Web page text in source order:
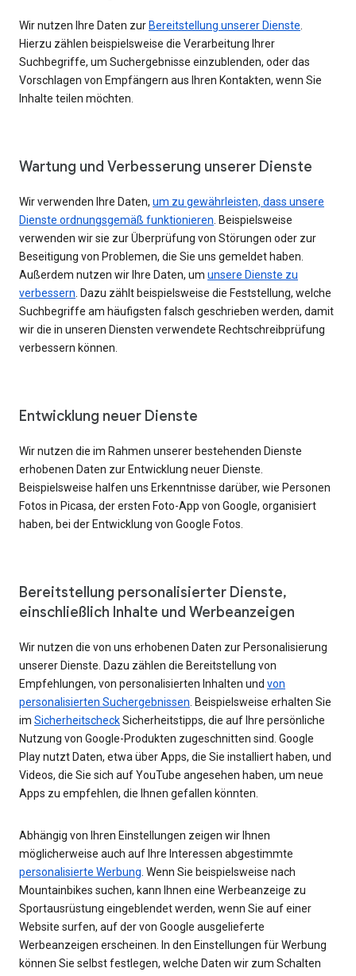
Wir nutzen Ihre Daten zur Bereitstellung unserer Dienste
Hierzu zählen beispielsweise die Verarbeitung Ihrer
Suchbegriffe, um Suchergebnisse einzublenden, oder das
Vorschlagen von Empfängern aus Ihren Kontakten, wenn Sie
Inhalte teilen möchten.
Wartung und Verbesserung unserer Dienste
Wir verwenden Ihre Daten, um zu gewährleisten, dass unsere
Dienste ordnungsgemäß funktionieren . Beispielsweise
verwenden wir sie zur Überprüfung von Störungen oder zur
Beseitigung von Problemen, die Sie uns gemeldet haben.
Außerdem nutzen wir Ihre Daten, um unsere Dienste zu
verbessern . Dazu zählt beispielsweise die Feststellung, welche
Suchbegriffe am häufigsten falsch geschrieben werden, damit
wir die in unseren Diensten verwendete Rechtschreibprüfung
verbessern können.
Entwicklung neuer Dienste
Wir nutzen die im Rahmen unserer bestehenden Dienste
erhobenen Daten zur Entwicklung neuer Dienste.
Beispielsweise halfen uns Erkenntnisse darüber, wie Personen
Fotos in Picasa, der ersten Foto-App von Google, organisiert
haben, bei der Entwicklung von Google Fotos.
Bereitstellung personalisierter Dienste,
einschließlich Inhalte und Werbeanzeigen
Wir nutzen die von uns erhobenen Daten zur Personalisierung
unserer Dienste. Dazu zählen die Bereitstellung von
Empfehlungen, von personalisierten Inhalten und von
personalisierten Suchergebnissen . Beispielsweise erhalten Sie
im SicherheitscheckSicherheitstipps, die auf Ihre persönliche
Nutzung von Google-Produkten zugeschnitten sind. Google
Play nutzt Daten, etwa über Apps, die Sie installiert haben, und
Videos, die Sie sich auf YouTube angesehen haben, um neue
Apps zu empfehlen, die Ihnen gefallen könnten.
Abhängig von Ihren Einstellungen zeigen wir Ihnen
möglicherweise auch auf Ihre Interessen abgestimmte
personalisierte Werbung . Wenn Sie beispielsweise nach
Mountainbikes suchen, kann Ihnen eine Werbeanzeige zu
Sportausrüstung eingeblendet werden, wenn Sie auf einer
Website surfen, auf der von Google ausgelieferte
Werbeanzeigen erscheinen. In den Einstellungen für Werbung
können Sie selbst festlegen, welche Daten wir zum Schalten